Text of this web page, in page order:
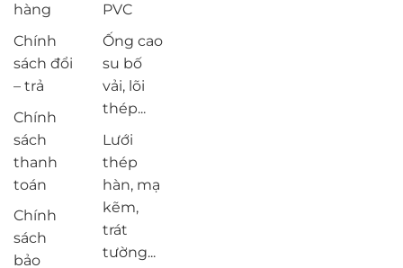
hàng
Chính
sách đổi
– trả
Chính
sách
thanh
toán
Chính
sách
bảo
PVC
Ống cao
su bố
vải, lõi
thép...
Lưới
thép
hàn, mạ
kẽm,
trát
tường...